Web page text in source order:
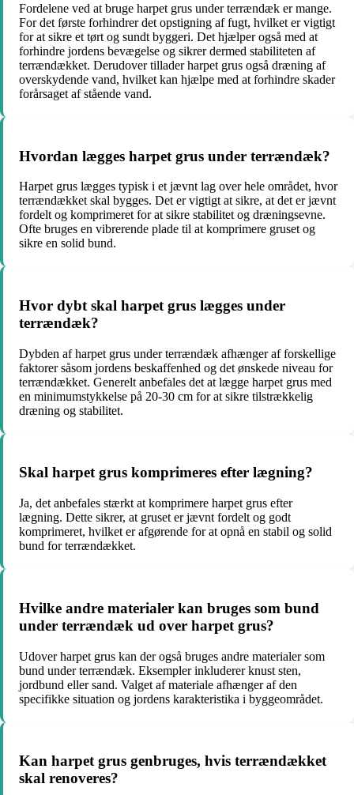
Fordelene ved at bruge harpet grus under terrændæk er mange.
For det første forhindrer det opstigning af fugt, hvilket er vigtigt
for at sikre et tørt og sundt byggeri. Det hjælper også med at
forhindre jordens bevægelse og sikrer dermed stabiliteten af
terrændækket. Derudover tillader harpet grus også dræning af
overskydende vand, hvilket kan hjælpe med at forhindre skader
forårsaget af stående vand.
Hvordan lægges harpet grus under terrændæk?
Harpet grus lægges typisk i et jævnt lag over hele området, hvor
terrændækket skal bygges. Det er vigtigt at sikre, at det er jævnt
fordelt og komprimeret for at sikre stabilitet og dræningsevne.
Ofte bruges en vibrerende plade til at komprimere gruset og
sikre en solid bund.
Hvor dybt skal harpet grus lægges under
terrændæk?
Dybden af harpet grus under terrændæk afhænger af forskellige
faktorer såsom jordens beskaffenhed og det ønskede niveau for
terrændækket. Generelt anbefales det at lægge harpet grus med
en minimumstykkelse på 20-30 cm for at sikre tilstrækkelig
dræning og stabilitet.
Skal harpet grus komprimeres efter lægning?
Ja, det anbefales stærkt at komprimere harpet grus efter
lægning. Dette sikrer, at gruset er jævnt fordelt og godt
komprimeret, hvilket er afgørende for at opnå en stabil og solid
bund for terrændækket.
Hvilke andre materialer kan bruges som bund
under terrændæk ud over harpet grus?
Udover harpet grus kan der også bruges andre materialer som
bund under terrændæk. Eksempler inkluderer knust sten,
jordbund eller sand. Valget af materiale afhænger af den
specifikke situation og jordens karakteristika i byggeområdet.
Kan harpet grus genbruges, hvis terrændækket
skal renoveres?